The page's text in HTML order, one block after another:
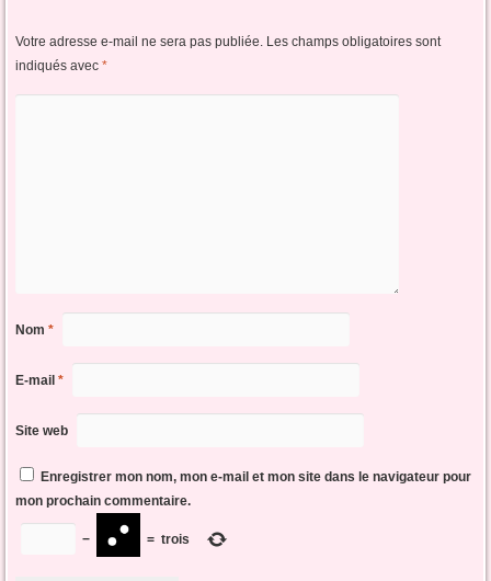
Votre adresse e-mail ne sera pas publiée. Les champs obligatoires sont
indiqués avec *
Nom *
E-mail *
Site web
Enregistrer mon nom, mon e-mail et mon site dans le navigateur pour
mon prochain commentaire.
− = trois